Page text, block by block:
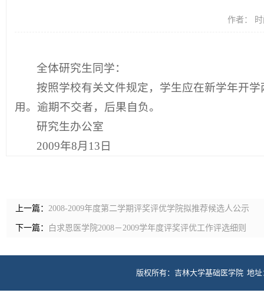
作者： 时
全体研究生同学：
按照学校有关文件规定，学生应在新学年开
用。逾期不交者，后果自负。
研究生办公室
2009年8月13日
上一篇： 2008-2009年度第二学期评奖评优学院拟推荐候选人公示
下一篇： 白求恩医学院2008－2009学年度评奖评优工作评选细则
版权所有：吉林大学基础医学院 地